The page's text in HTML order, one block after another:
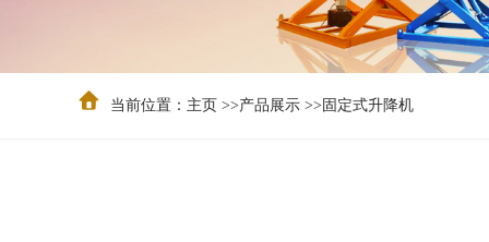
当前位置： 主页 >>产品展示 >> 固定式升降机